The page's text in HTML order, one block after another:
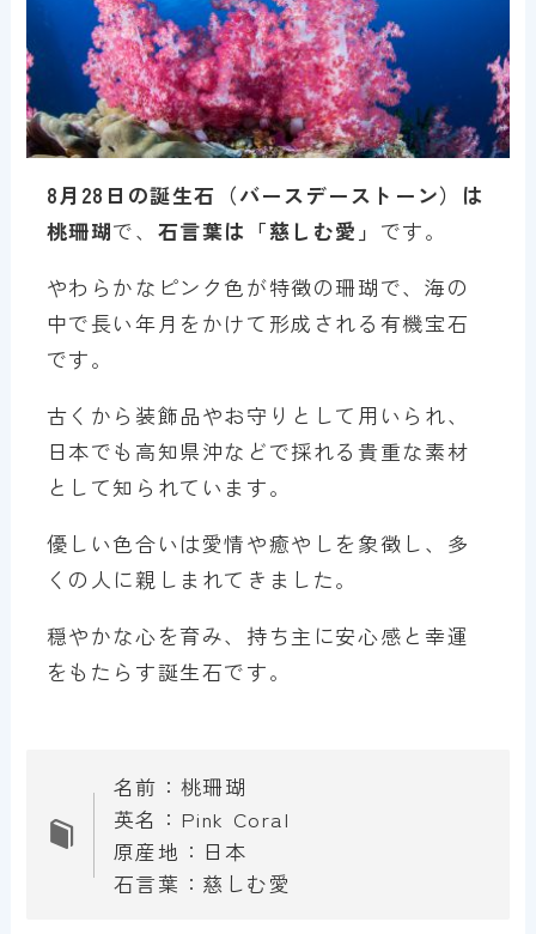
8月28日の誕生石（バースデーストーン）は
桃珊瑚で、 石言葉は「慈しむ愛」 です。
やわらかなピンク色が特徴の珊瑚で、海の
中で長い年月をかけて形成される有機宝石
です。
古くから装飾品やお守りとして用いられ、
日本でも高知県沖などで採れる貴重な素材
として知られています。
優しい色合いは愛情や癒やしを象徴し、多
くの人に親しまれてきました。
穏やかな心を育み、持ち主に安心感と幸運
をもたらす誕生石です。
名前：桃珊瑚
英名：Pink Coral
原産地：日本
石言葉：慈しむ愛